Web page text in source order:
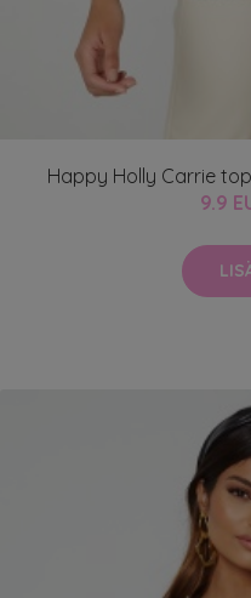
Happy Holly Carrie
9.9